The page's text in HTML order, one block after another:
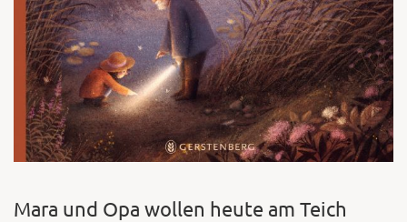
Mara und Opa wollen heute am Teich